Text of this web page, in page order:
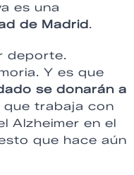
es una
de Madrid .
deporte.
Y es que
se donarán a
que trabaja con
Alzheimer en el
que hace aún